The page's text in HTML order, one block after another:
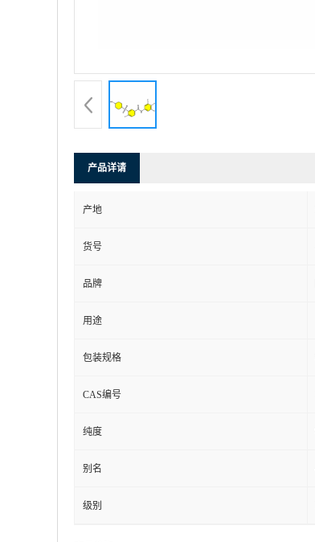
产品详请
产地
货号
品牌
用途
包装规格
CAS编号
纯度
别名
级别